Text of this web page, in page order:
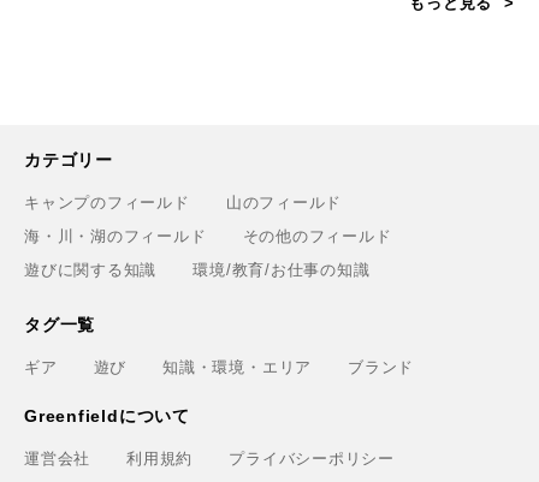
カテゴリー
キャンプのフィールド
山のフィールド
海・川・湖のフィールド
その他のフィールド
遊びに関する知識
環境/教育/お仕事の知識
タグ一覧
ギア 遊び 知識・環境・エリア ブランド
Greenfieldについて
運営会社 利用規約
プライバシーポリシー